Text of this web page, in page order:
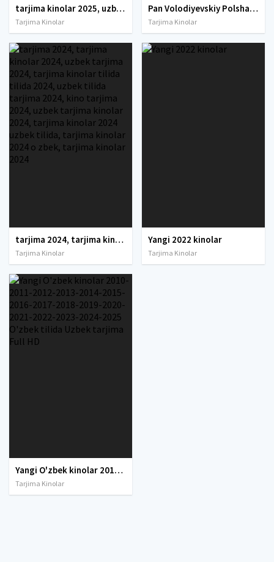
tarjima kinolar 2025, uzbek tarjima kinolar 2025, tarjima kinolar uzbek tilida 2025, tarjima kinolar o zbek 2025, tarjima kinolar o zbek tilida 2025, yangi tarjima kinolar 2025, uzmovi tarjima kinolar 2025, uzmovi com tarjima kinolar 2025, uzbekcha t
Tarjima Kinolar
Pan Volodiyevskiy Polsha retro filmi Uzbek tilida O'zbekcha 1969 tarjima kino Full HD tas-ix skachat
Tarjima Kinolar
tarjima 2024, tarjima kinolar 2024, uzbek tarjima 2024, tarjima kinolar tilida tilida 2024, uzbek tilida tarjima 2024, kino tarjima 2024, uzbek tarjima kinolar 2024, tarjima kinolar 2024 uzbek tilida, tarjima kinolar 2024 o zbek, tarjima kinolar 2024
Tarjima Kinolar
Yangi 2022 kinolar
Tarjima Kinolar
Yangi O'zbek kinolar 2010-2011-2012-2013-2014-2015-2016-2017-2018-2019-2020-2021-2022-2023-2024-2025 O'zbek tilida Uzbek tarjima Full HD
Tarjima Kinolar